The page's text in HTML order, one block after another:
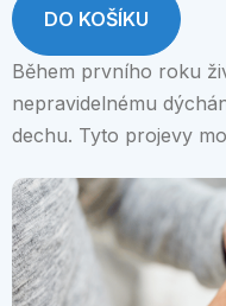
DO KOŠÍKU
Během prvního roku
nepravidelnému
dechu. Tyto projevy